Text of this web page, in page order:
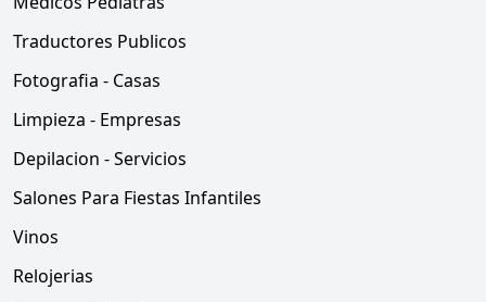
Traductores Publicos
Fotografia - Casas
Limpieza - Empresas
Depilacion - Servicios
Salones Para Fiestas Infantiles
Vinos
Relojerias